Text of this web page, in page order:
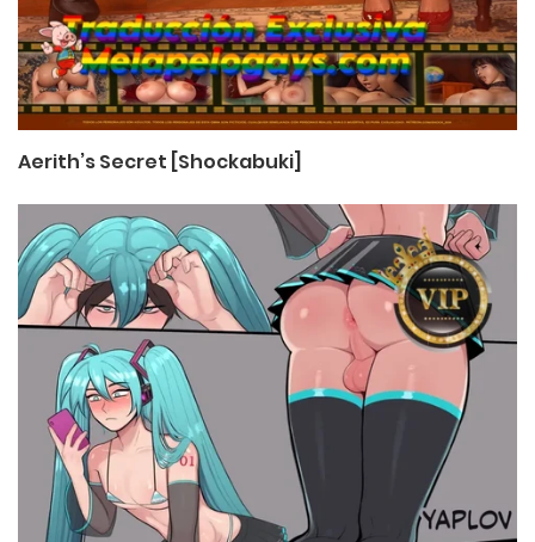
Aerith’s Secret [Shockabuki]